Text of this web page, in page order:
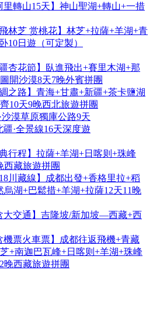
里轉山15天】神山聖湖+轉山+一措
林芝 赏桃花】林芝+拉薩+羊湖+青
10日遊（可定製）
杏花節】臥進飛出+賽里木湖+那
開沙漠8天7晚外賓拼團
之路】青海+甘肅+新疆+茶卡鹽湖
10天9晚西北旅遊拼團
沙漠草原獨庫公路9天
疆·全景線16天深度遊
行程】拉薩+羊湖+日喀则+珠峰
西藏旅遊拼團
川藏線】成都出發+香格里拉+稻
烏湖+巴鬆措+羊湖+拉薩12天11晚
大交通】吉隆坡/新加坡—西藏+西
機票火車票】成都往返飛機+青藏
+南迦巴瓦峰+日喀则+羊湖+珠峰
晚西藏旅遊拼團